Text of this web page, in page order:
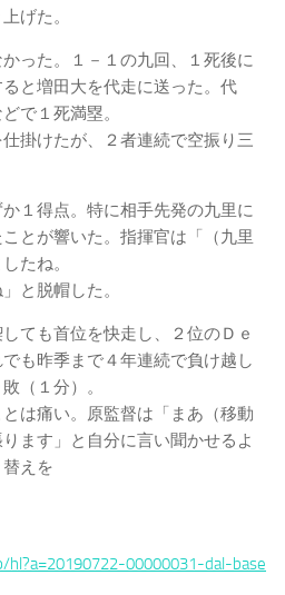
げた。
った。１－１の九回、１死後に
と増田大を代走に送った。代
で１死満塁。
掛けたが、２者連続で空振り三
１得点。特に相手先発の九里に
とが響いた。指揮官は「（九里
たね。
と脱帽した。
ても首位を快走し、２位のＤｅ
も昨季まで４年連続で負け越し
（１分）。
は痛い。原監督は「まあ（移動
ます」と自分に言い聞かせるよ
えを
hl?a=20190722-00000031-dal-base